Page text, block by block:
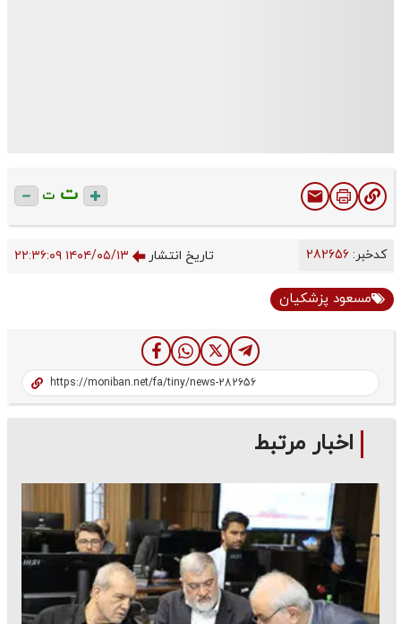
ت ت
کدخبر: تاریخ انتشار ۱۴۰۴/۰۵/۱۳ ۲۲:۳۶:۰۹
مسعود پزشکیان
اخبار مرتبط